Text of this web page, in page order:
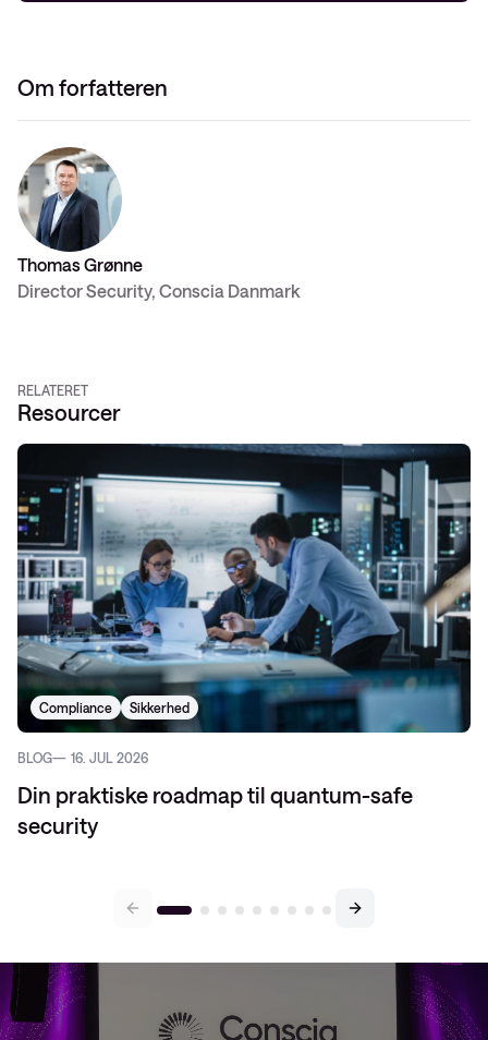
Om forfatteren
Thomas Grønne
Director Security, Conscia Danmark
RELATERET
Resourcer
Compliance Sikkerhed
BLOG 16. JUL 2026
Din praktiske roadmap til quantum-safe
security